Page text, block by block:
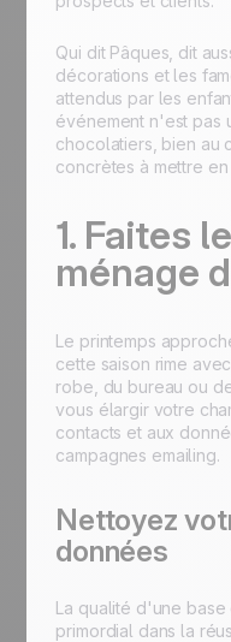
Qui dit Pâques, dit
décorations et les
attendus par les
événement n'est pas
chocolatiers, bien au
concrètes à mettre
1. Faites
ménage
Le printemps
cette saison rime
robe, du bureau ou
vous élargir votre
contacts et aux
campagnes emailing.
Nettoyez
données
La qualité d'une
primordial dans la